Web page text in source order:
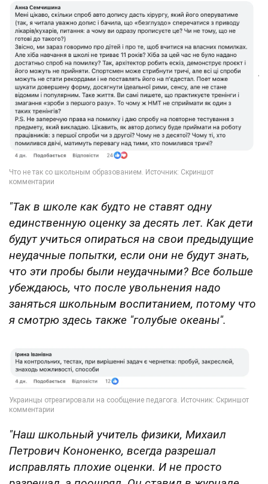
"Так в школе как будто не ставят одну
единственную оценку за десять лет. Как дети
будут учиться опираться на свои предыдущие
неудачные попытки, если они не будут знать,
что эти пробы были неудачными? Все больше
убеждаюсь, что после увольнения надо
заняться школьным воспитанием, потому что
я смотрю здесь также "голубые океаны".
"Наш школьный учитель физики, Михаил
Петрович Кононенко, всегда разрешал
исправлять плохие оценки. И не просто